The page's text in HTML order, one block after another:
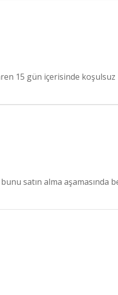
15 gün içerisinde
satın alma aşamasında